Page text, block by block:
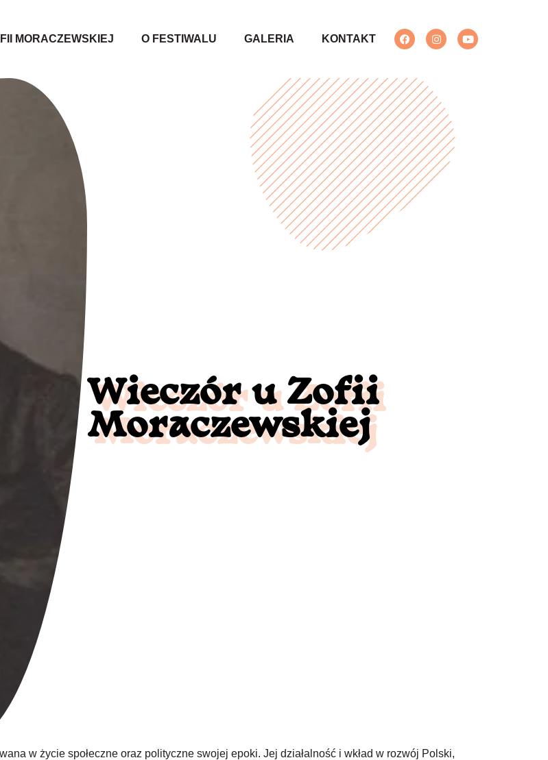
MORACZEWSKIEJ O FESTIWALU GALERIA KONTAKT
Wieczór u Zofii
Moraczewskiej
w życie społeczne oraz polityczne swojej epoki. Jej działalność i wkład w rozwój Polski,